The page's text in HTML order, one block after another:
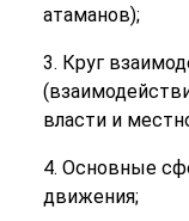
атаманов);
3. Круг
власти и
4. Основные
движения;